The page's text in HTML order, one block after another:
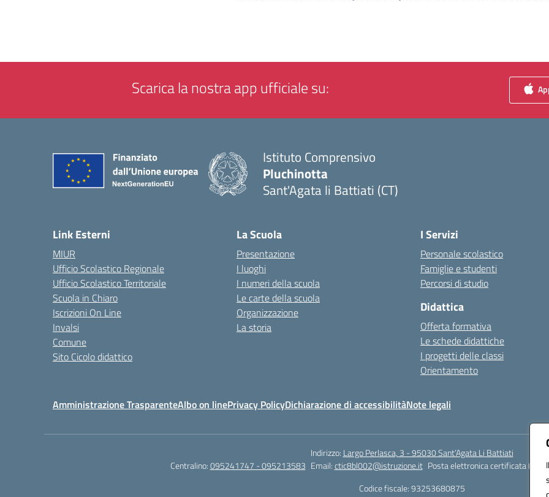
Scarica la nostra app ufficiale su:
Istituto Comprensivo
Pluchinotta
Sant'Agata li Battiati (CT)
Link Esterni
MIUR
Ufficio Scolastico Regionale
Ufficio Scolastico Territoriale
Scuola in Chiaro
Iscrizioni On Line
Invalsi
Comune
Sito Cicolo didattico
La Scuola
Presentazione
I luoghi
I numeri della scuola
Le carte della scuola
Organizzazione
La storia
I Servizi
Personale scolastico
Famiglie e studenti
Percorsi di studio
Didattica
Offerta formativa
Le schede didattiche
I progetti delle classi
Orientamento
Amministrazione TrasparenteAlbo on linePrivacy PolicyDichiarazione di accessibilitàNote legali
Indirizzo: Largo Perlasca, 3 - 95030 Sant’Agata Li Battiati
Centralino:095241747 - 095213583 Email:ctic8bl002@istruzione.it Posta elettronica certificata
Codice fiscale: 93253680875